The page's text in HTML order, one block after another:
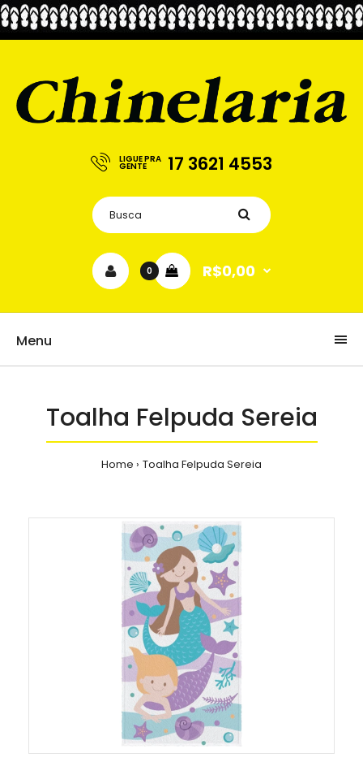
LIGUE PRA
GENTE 17 3621 4553
0 R$0,00
Menu
Toalha Felpuda Sereia
Home Toalha Felpuda Sereia